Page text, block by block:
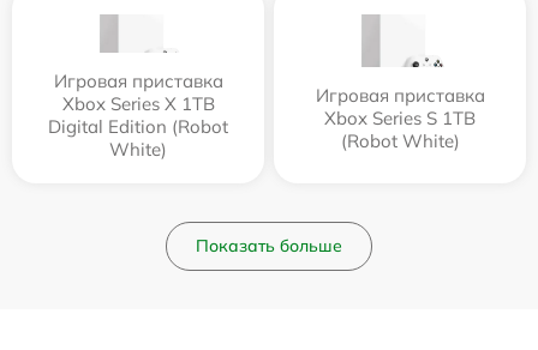
Игровая приставка
Xbox Series X 1TB
Digital Edition (Robot
White)
Игровая приставка
Xbox Series S 1TB
(Robot White)
Показать больше